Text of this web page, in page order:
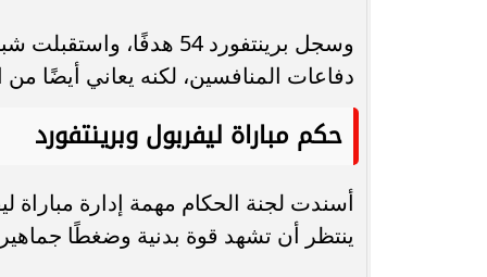
دفاعات المنافسين، لكنه يعاني أيضًا
حكم مباراة ليفربول وبرينتفورد
أسندت لجنة الحكام مهمة إدارة مباراة
ينتظر أن تشهد قوة بدنية وضغطًا